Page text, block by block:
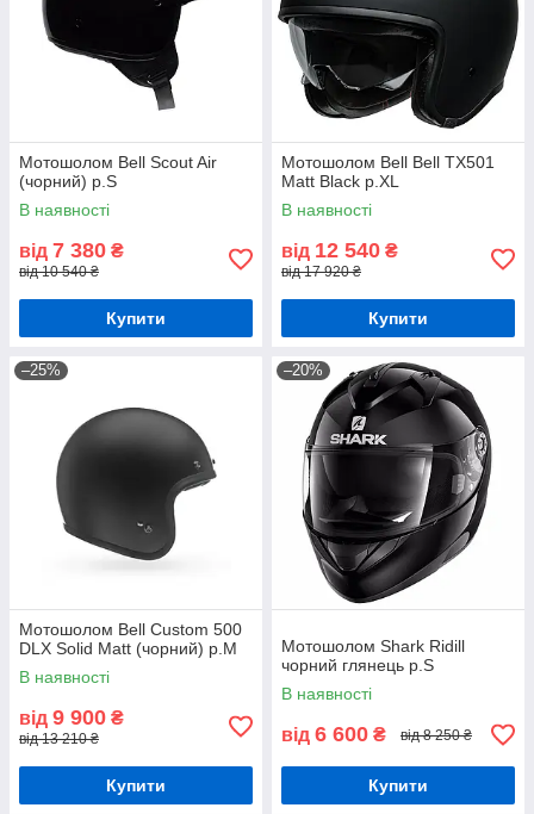
Мотошолом Bell Scout Air
(чорний) р.S
В наявності
від 7 380 ₴
від 10 540 ₴
Купити
Мотошолом Bell Bell TX501
Matt Black р.XL
В наявності
від 12 540 ₴
від 17 920 ₴
Купити
–25%
Мотошолом Bell Custom 500
DLX Solid Matt (чорний) р.М
В наявності
від 9 900 ₴
від 13 210 ₴
Купити
–20%
Мотошолом Shark Ridill
чорний глянець р.S
В наявності
від 6 600 ₴ від 8 250 ₴
Купити